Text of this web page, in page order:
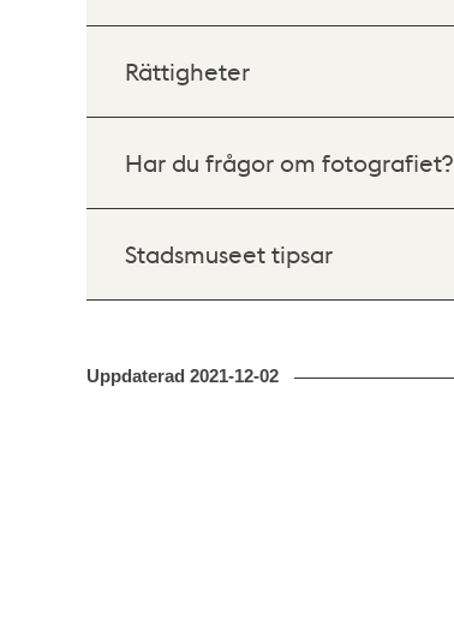
Rättigheter
Har du frågor om fotografiet?
Stadsmuseet tipsar
Uppdaterad 2021-12-02